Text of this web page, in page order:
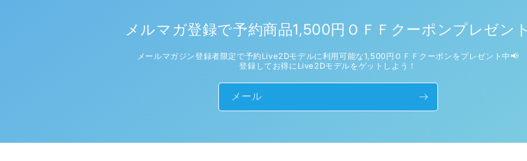
メルマガ登録で予約商品1,500円ＯＦＦクーポンプレゼント
メールマガジン登録者限定で予約Live2Dモデルに利用可能な1,500円ＯＦＦクーポンをプレゼント中📢
登録してお得にLive2Dモデルをゲットしよう！
メール